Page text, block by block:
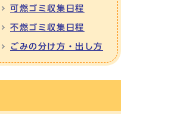
可燃ゴミ収集日程
不燃ゴミ収集日程
ごみの分け方・出し方